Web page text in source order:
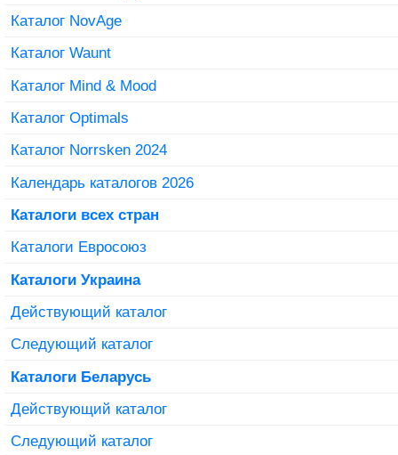
Каталог NovAge
Каталог Waunt
Каталог Mind & Mood
Каталог Optimals
Каталог Norrsken 2024
Календарь каталогов 2026
Каталоги всех стран
Каталоги Евросоюз
Каталоги Украина
Действующий каталог
Следующий каталог
Каталоги Беларусь
Действующий каталог
Следующий каталог